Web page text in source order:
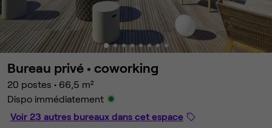
Bureau privé • coworking
20 postes • 66,5 m²
Dispo immédiatement
Voir 23 autres bureaux dans cet espace